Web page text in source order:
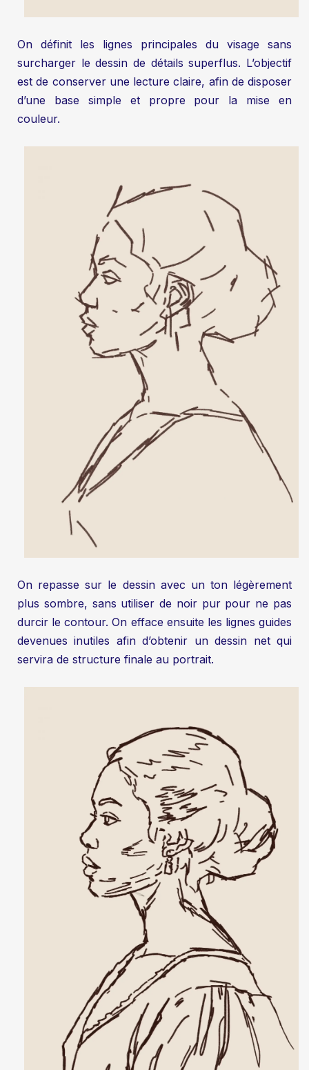
On définit les lignes principales du visage sans
surcharger le dessin de détails superflus. L’objectif
est de conserver une lecture claire, afin de disposer
d’une base simple et propre pour la mise en
couleur.
On repasse sur le dessin avec un ton légèrement
plus sombre, sans utiliser de noir pur pour ne pas
durcir le contour. On efface ensuite les lignes guides
devenues inutiles afin d’obtenir un dessin net qui
servira de structure finale au portrait.